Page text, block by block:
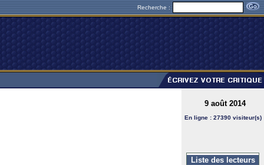
Recherche :
9 août 2014
En ligne : 27390 visiteur(s)
Liste des lecteurs